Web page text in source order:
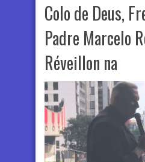
Colo de Deus,
Padre Marcelo
Réveillon na